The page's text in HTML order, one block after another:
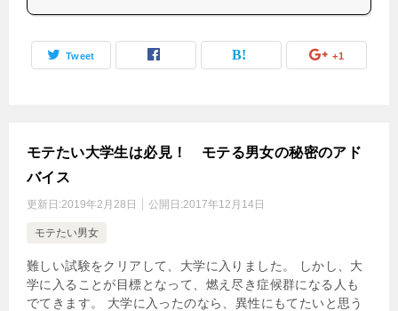
Tweet +1
モテたい大学生は必見！ モテる男女の秘密のアド
バイス
更新日:2019年2月28日 公開日:2017年12月14日
モテたい男女
難しい試験をクリアして、大学に入りました。 しかし、大
学に入ることが目標となって、燃え尽き症候群になる人も
でてきます。 大学に入ったのなら、異性にもてたいと思う